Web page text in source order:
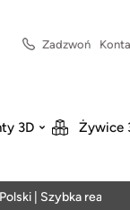
Zadzwoń
3D Żywice
realizacja w